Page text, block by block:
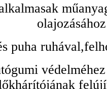
puha